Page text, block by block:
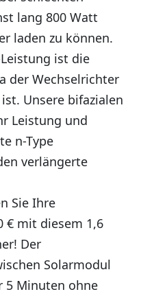
lang 800 Watt
laden zu können.
ist die
der Wechselrichter
Unsere bifazialen
Leistung und
n-Type
verlängerte
Sie Ihre
€ mit diesem 1,6
Der
Solarmodul
5 Minuten ohne